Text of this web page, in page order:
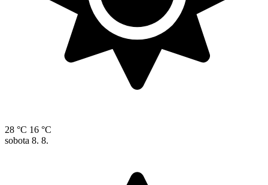
28 °C 16 °C
sobota 8. 8.